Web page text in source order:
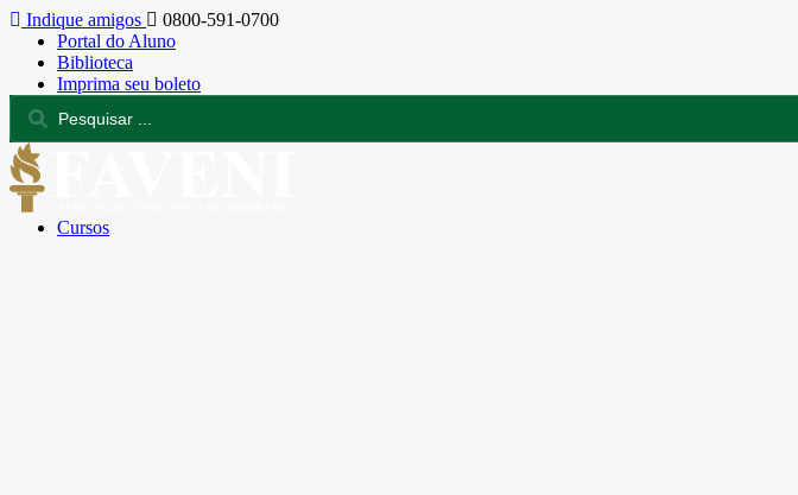
Indique amigos
0800-591-0700
Portal do Aluno
Biblioteca
Imprima seu boleto
Cursos